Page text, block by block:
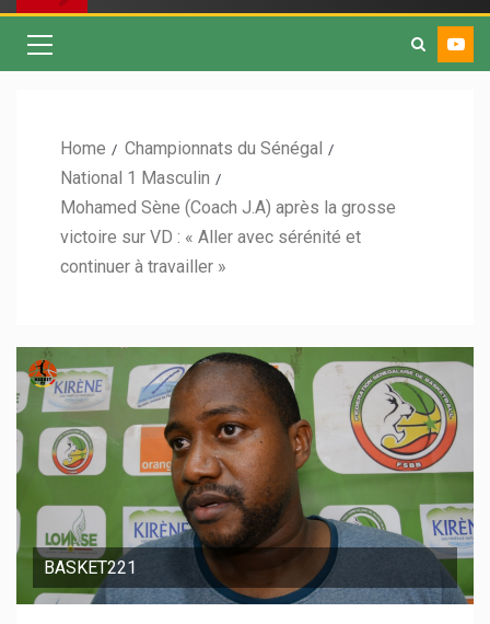
Home
Championnats du Sénégal
National 1 Masculin
Mohamed Sène (Coach J.A) après la grosse
victoire sur VD : « Aller avec sérénité et
continuer à travailler »
BASKET221